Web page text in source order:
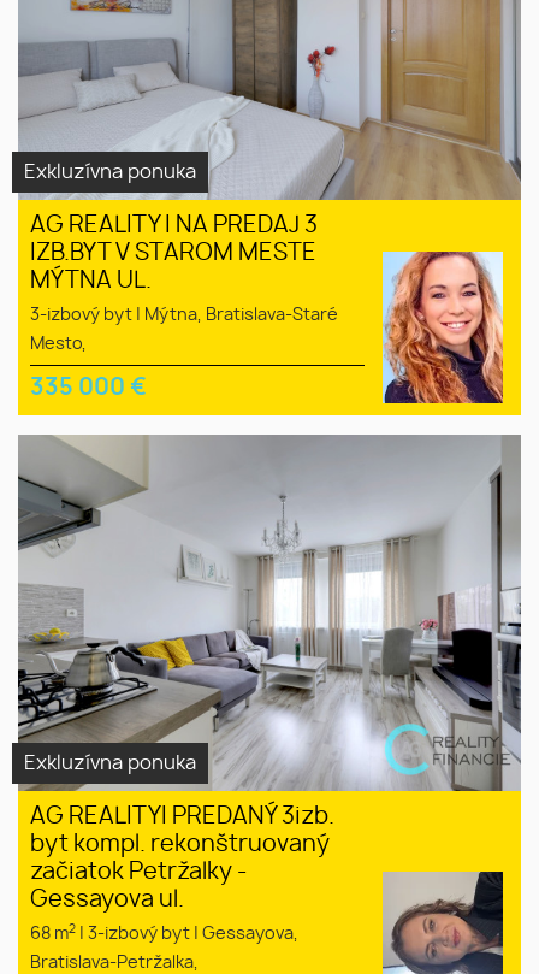
Exkluzívna ponuka
AG REALITY I NA PREDAJ 3
IZB.BYT V STAROM MESTE
MÝTNA UL.
3-izbový byt
Mýtna, Bratislava-Staré
Mesto,
335 000 €
Exkluzívna ponuka
AG REALITYI PREDANÝ 3izb.
byt kompl. rekonštruovaný
začiatok Petržalky -
Gessayova ul.
68 m2 3-izbový byt
Gessayova,
Bratislava-Petržalka,